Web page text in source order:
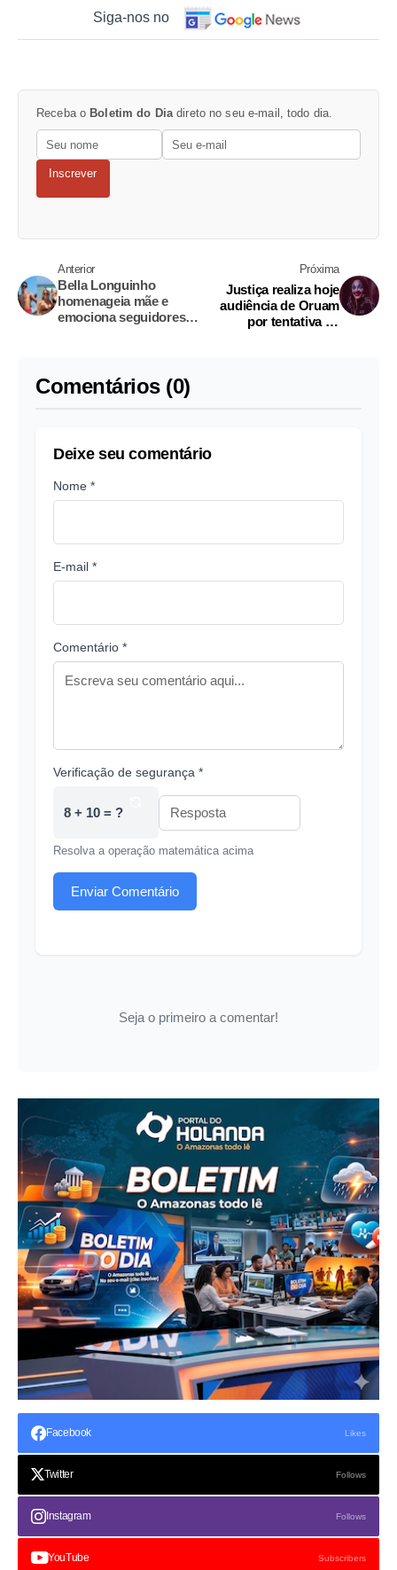
Siga-nos no
Receba o Boletim do Dia direto no seu e-mail, todo dia.
Inscrever
Anterior
Bella Longuinho
homenageia mãe e
emociona seguidores
Próxima
Justiça realiza hoje
audiência de Oruam
por tentativa de
Comentários (0)
Deixe seu comentário
Nome *
E-mail *
Comentário *
Verificação de segurança *
8 + 10 = ?
Resolva a operação matemática acima
Enviar Comentário
Seja o primeiro a comentar!
Facebook Likes
Twitter Follows
Instagram Follows
YouTube Subscribers